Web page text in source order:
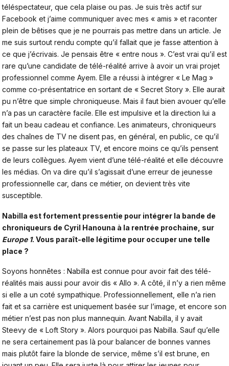
téléspectateur, que cela plaise ou pas. Je suis très actif sur
Facebook et j’aime communiquer avec mes « amis » et raconter
plein de bêtises que je ne pourrais pas mettre dans un article. Je
me suis surtout rendu compte qu’il fallait que je fasse attention à
ce que j’écrivais. Je pensais être « entre nous ». C’est vrai qu’il est
rare qu’une candidate de télé-réalité arrive à avoir un vrai projet
professionnel comme Ayem. Elle a réussi à intégrer « Le Mag »
comme co-présentatrice en sortant de « Secret Story ». Elle aurait
pu n’être que simple chroniqueuse. Mais il faut bien avouer qu’elle
n’a pas un caractère facile. Elle est impulsive et la direction lui a
fait un beau cadeau et confiance. Les animateurs, chroniqueurs
des chaînes de TV ne disent pas, en général, en public, ce qu’il
se passe sur les plateaux TV, et encore moins ce qu’ils pensent
de leurs collègues. Ayem vient d’une télé-réalité et elle découvre
les médias. On va dire qu’il s’agissait d’une erreur de jeunesse
professionnelle car, dans ce métier, on devient très vite
susceptible.
Nabilla est fortement pressentie pour intégrer la bande de
chroniqueurs de Cyril Hanouna à la rentrée prochaine , sur
Europe 1. Vous paraît-elle légitime pour occuper une telle
place ?
Soyons honnêtes : Nabilla est connue pour avoir fait des télé-
réalités mais aussi pour avoir dis « Allo ». A côté, il n’y a rien même
si elle a un coté sympathique. Professionnellement, elle n’a rien
fait et sa carrière est uniquement basée sur l’image, et encore son
métier n’est pas non plus mannequin. Avant Nabilla, il y avait
Steevy de « Loft Story ». Alors pourquoi pas Nabilla. Sauf qu’elle
ne sera certainement pas là pour balancer de bonnes vannes
mais plutôt faire la blonde de service, même s’il est brune, en